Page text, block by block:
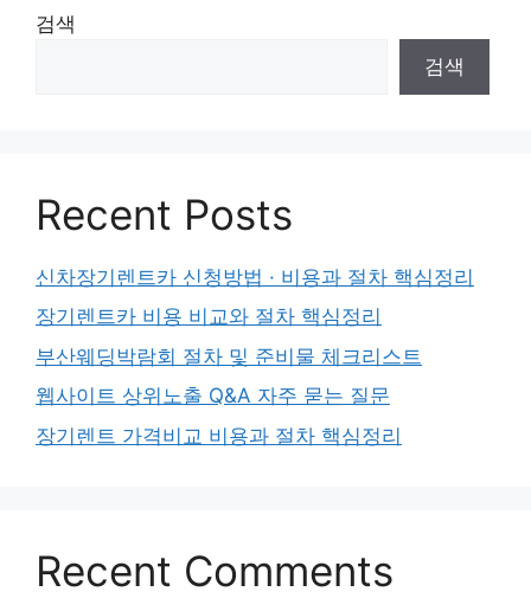
검색
검색
Recent Posts
신차장기렌트카 신청방법 · 비용과 절차 핵심정리
장기렌트카 비용 비교와 절차 핵심정리
부산웨딩박람회 절차 및 준비물 체크리스트
웹사이트 상위노출 Q&A 자주 묻는 질문
장기렌트 가격비교 비용과 절차 핵심정리
Recent Comments